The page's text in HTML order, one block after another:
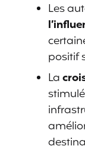
Les
positif
La